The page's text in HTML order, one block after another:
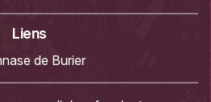
Liens
de Burier